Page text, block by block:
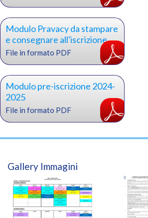
Modulo Pravacy da stampare
e consegnare all'iscrizione
File in formato PDF
Modulo pre-iscrizione 2024-
2025
File in formato PDF
Gallery Immagini